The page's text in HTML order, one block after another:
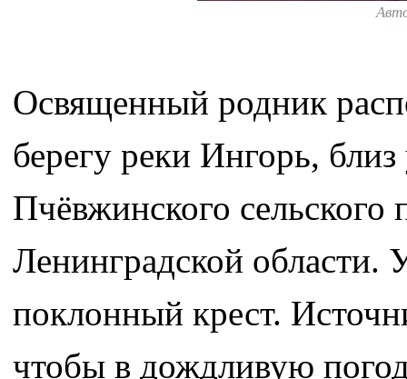
Освященный родник
берегу реки Ингорь,
Пчёвжинского
Ленинградской области.
поклонный крест.
чтобы в дождливую